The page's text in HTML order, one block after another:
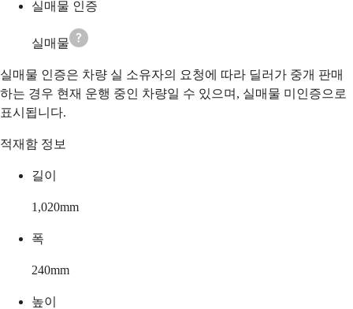
실매물 인증
실매물
실매물 인증은 차량 실 소유자의 요청에 따라 딜러가 중개 판매
하는 경우 현재 운행 중인 차량일 수 있으며, 실매물 미인증으로
표시됩니다.
적재함 정보
길이
1,020mm
폭
240mm
높이